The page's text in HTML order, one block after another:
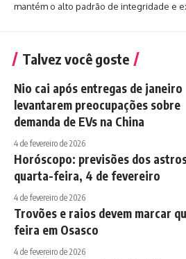
mantém o alto padrão de integridade e
Talvez você goste
Nio cai após entregas de janeiro
levantarem preocupações sobre
demanda de EVs na China
4 de fevereiro de 2026
Horóscopo: previsões dos
quarta-feira, 4 de fevereiro
4 de fevereiro de 2026
Trovões e raios devem marcar
feira em Osasco
4 de fevereiro de 2026